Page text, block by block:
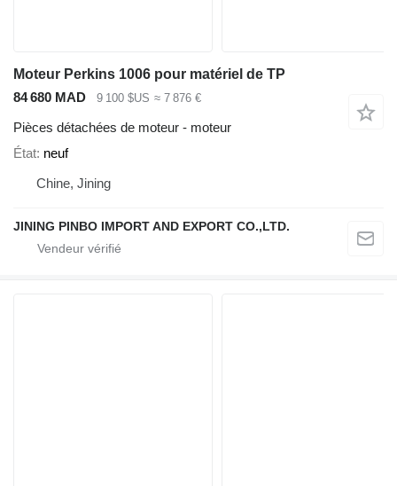
Moteur Perkins 1006 pour matériel de TP
84 680 MAD
9 100 $US ≈ 7 876 €
Pièces détachées de moteur - moteur
État neuf
Chine, Jining
JINING PINBO IMPORT AND EXPORT CO.,LTD.